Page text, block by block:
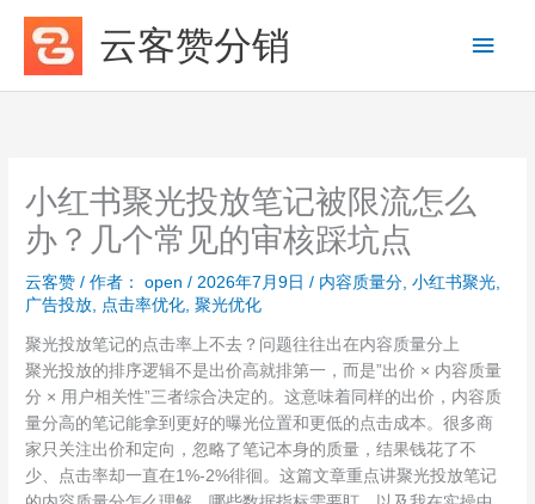
容
云客赞分销
主
菜
小红书聚光投放笔记被限流怎么
办？几个常见的审核踩坑点
云客赞 / 作者： open/ 2026年7月9日/ 内容质量分 ,小红书聚光
广告投放
点击率优化 ,聚光优化
聚光投放笔记的点击率上不去？问题往往出在内容质量分上
聚光投放的排序逻辑不是出价高就排第一，而是”出价 × 内容质量
分 × 用户相关性”三者综合决定的。这意味着同样的出价，内容质
量分高的笔记能拿到更好的曝光位置和更低的点击成本。很多商
家只关注出价和定向，忽略了笔记本身的质量，结果钱花了不
少、点击率却一直在1%-2%徘徊。这篇文章重点讲聚光投放笔记